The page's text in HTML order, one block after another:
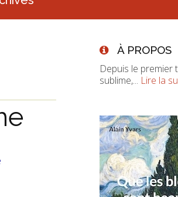
À PROPOS
Depuis le premier
sublime,... Lire la